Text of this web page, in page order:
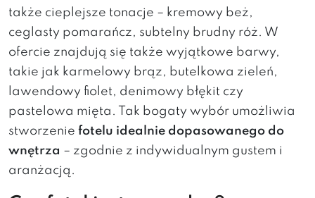
także cieplejsze tonacje – kremowy beż,
ceglasty pomarańcz, subtelny brudny róż. W
ofercie znajdują się także wyjątkowe barwy,
takie jak karmelowy brąz, butelkowa zieleń,
lawendowy fiolet, denimowy błękit czy
pastelowa mięta. Tak bogaty wybór umożliwia
stworzenie fotelu idealnie dopasowanego do
wnętrza – zgodnie z indywidualnym gustem i
aranżacją.